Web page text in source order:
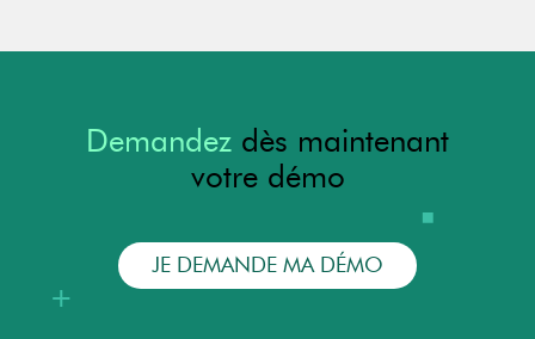
Demandez dès maintenant
votre démo
JE DEMANDE MA DÉMO